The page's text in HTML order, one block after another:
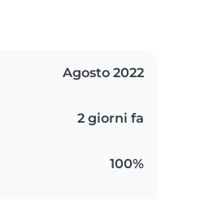
Agosto 2022
2 giorni fa
100%